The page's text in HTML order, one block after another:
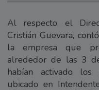
Al respecto, el
Cristián Guevara,
la empresa que
alrededor de las 3
habían activado
ubicado en